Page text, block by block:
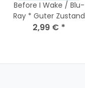
Before I Wake / Blu-
Ray * Guter Zustand
2,99 € *